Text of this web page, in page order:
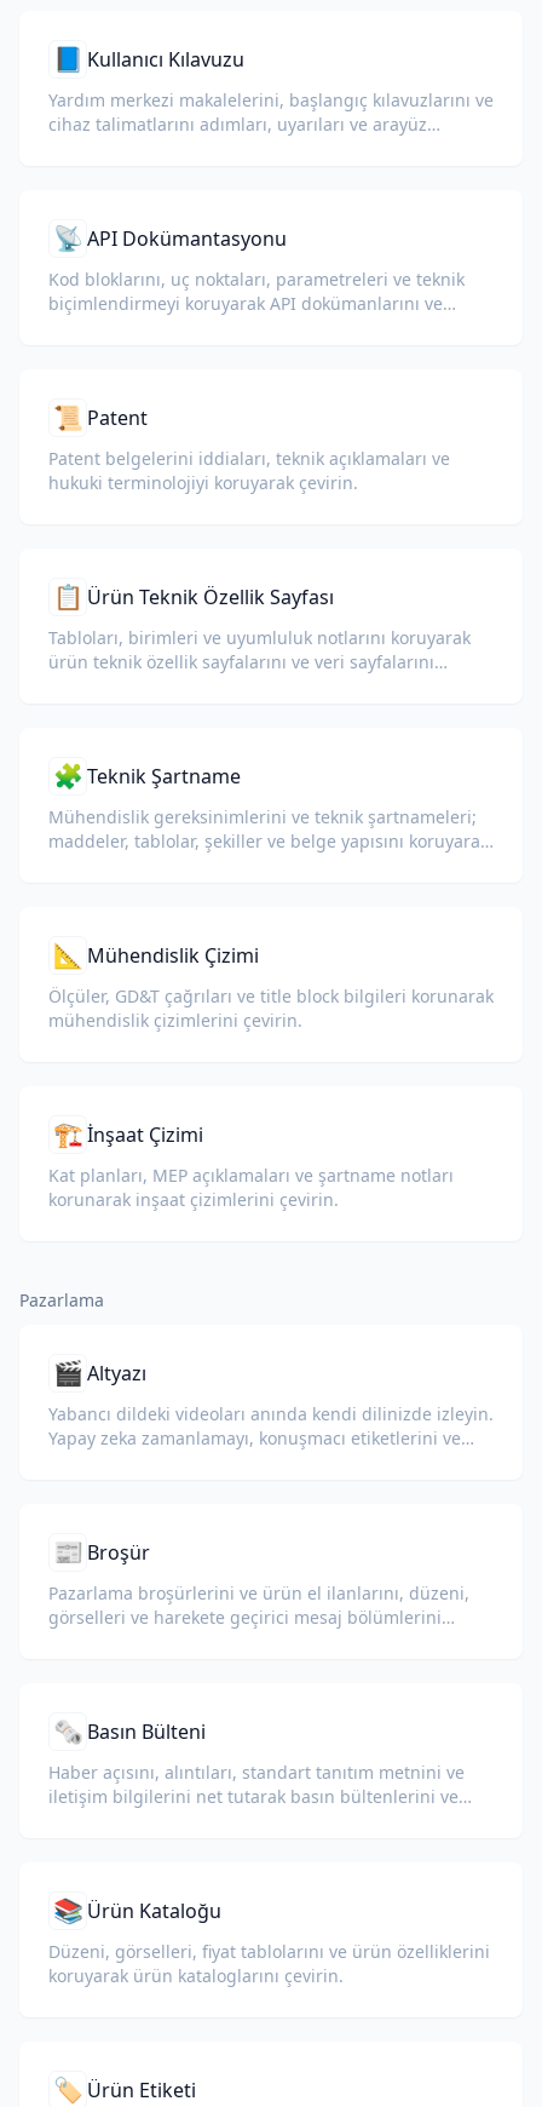
📘 Kullanıcı Kılavuzu
Yardım merkezi makalelerini, başlangıç kılavuzlarını ve
cihaz talimatlarını adımları, uyarıları ve arayüz
📡 API Dokümantasyonu
Kod bloklarını, uç noktaları, parametreleri ve teknik
biçimlendirmeyi koruyarak API dokümanlarını ve
📜 Patent
Patent belgelerini iddiaları, teknik açıklamaları ve
hukuki terminolojiyi koruyarak çevirin.
📋 Ürün Teknik Özellik Sayfası
Tabloları, birimleri ve uyumluluk notlarını koruyarak
ürün teknik özellik sayfalarını ve veri sayfalarını
🧩 Teknik Şartname
Mühendislik gereksinimlerini ve teknik şartnameleri;
maddeler, tablolar, şekiller ve belge yapısını koruyarak
📐 Mühendislik Çizimi
Ölçüler, GD&T çağrıları ve title block bilgileri korunarak
mühendislik çizimlerini çevirin.
🏗️İnşaat Çizimi
Kat planları, MEP açıklamaları ve şartname notları
korunarak inşaat çizimlerini çevirin.
Pazarlama
🎬 Altyazı
Yabancı dildeki videoları anında kendi dilinizde izleyin.
Yapay zeka zamanlamayı, konuşmacı etiketlerini ve
📰 Broşür
Pazarlama broşürlerini ve ürün el ilanlarını, düzeni,
görselleri ve harekete geçirici mesaj bölümlerini
🗞️ Basın Bülteni
Haber açısını, alıntıları, standart tanıtım metnini ve
iletişim bilgilerini net tutarak basın bültenlerini ve
📚 Ürün Kataloğu
Düzeni, görselleri, fiyat tablolarını ve ürün özelliklerini
koruyarak ürün kataloglarını çevirin.
🏷️ Ürün Etiketi